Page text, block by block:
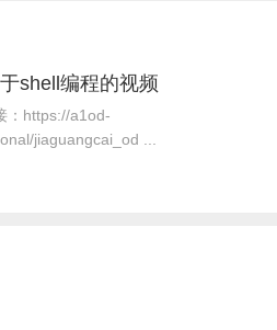
shell编程的视频
：https://a1od-
jiaguangcai_od ...